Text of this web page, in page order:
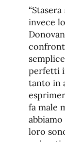
invece
perfetti
tanto in
fa male
loro